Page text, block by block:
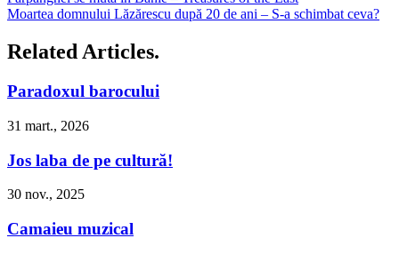
Moartea domnului Lăzărescu după 20 de ani – S-a schimbat ceva?
Related Articles.
Paradoxul barocului
31 mart., 2026
Jos laba de pe cultură!
30 nov., 2025
Camaieu muzical